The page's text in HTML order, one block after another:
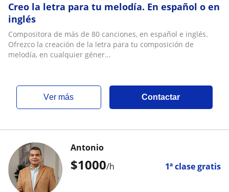
Creo la letra para tu melodía. En español o en
inglés
Compositora de más de 80 canciones, en español e inglés.
Ofrezco la creación de la letra para tu composición de
melodía, en cualquier géner...
ver más Contactar
$1000/h 1ª clase gratis
Antonio